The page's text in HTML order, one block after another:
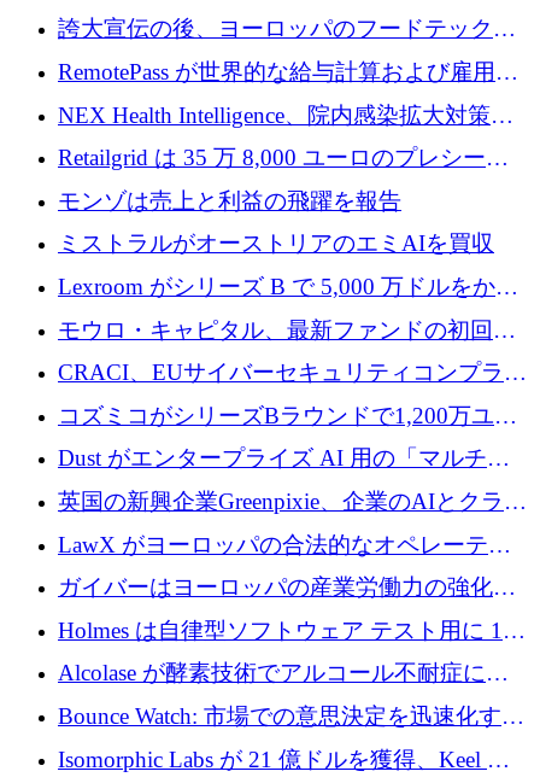
産業化するために 2 億 8,000 万ユーロのベル
リン GigaLab を発表
誇大宣伝の後、ヨーロッパのフードテックセ
クターはファンダメンタルズを中心に再構築
RemotePass が世界的な給与計算および雇用プ
ラットフォームを拡大するために 1,740 万ド
NEX Health Intelligence、院内感染拡大対策に
100万ユーロを確保
Retailgrid は 35 万 8,000 ユーロのプレシード
ラウンドで小売業のスプレッドシートをター
ゲットにしています
モンゾは売上と利益の飛躍を報告
ミストラルがオーストリアのエミAIを買収
Lexroom がシリーズ B で 5,000 万ドルをかけ
てヨーロッパ大陸法用の法律 AI を構築
モウロ・キャピタル、最新ファンドの初回ク
ローズで4億ドルを確保
CRACI、EUサイバーセキュリティコンプライ
アンスプラットフォームのために140万ユーロ
コズミコがシリーズBラウンドで1,200万ユー
ロを調達
Dust がエンタープライズ AI 用の「マルチプ
レイヤー」オペレーティング システムを構築
するシリーズ B で 4,000 万ドルを調達
英国の新興企業Greenpixie、企業のAIとクラウ
ドのエネルギー無駄を削減するために470万ポ
ンドを調達
LawX がヨーロッパの合法的なオペレーティ
ング システムを構築するために 750 万ユーロ
を調達
ガイバーはヨーロッパの産業労働力の強化に
貢献するために 140 万ユーロを獲得
Holmes は自律型ソフトウェア テスト用に 110
万ユーロのプレシードを提供して開始
Alcolase が酵素技術でアルコール不耐症に取
り組むために 150 万ユーロを調達
Bounce Watch: 市場での意思決定を迅速化する
ためのインテリジェンス層を構築する
Isomorphic Labs が 21 億ドルを獲得、Keel の